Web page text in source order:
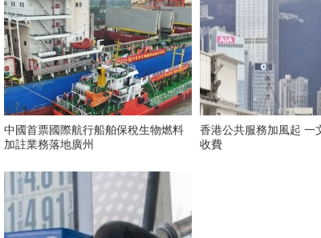
中國首票國際航行船舶保稅生物燃料
加註業務落地廣州
香港公共服務加風起 一
收費